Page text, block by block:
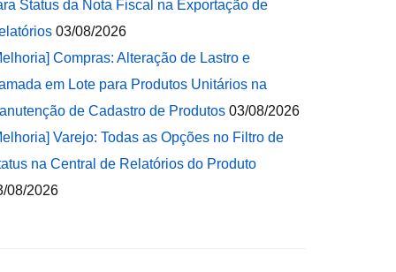
Status da Nota Fiscal na Exportação de
03/08/2026
Compras: Alteração de Lastro e
em Lote para Produtos Unitários na
de Cadastro de Produtos 03/08/2026
Varejo: Todas as Opções no Filtro de
na Central de Relatórios do Produto
08/2026